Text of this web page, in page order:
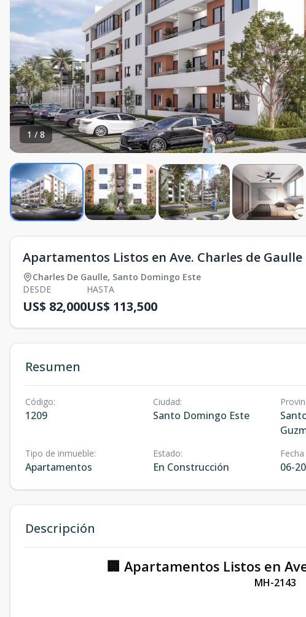
1 /8
Apartamentos Listos en Ave. Charles de Gaulle
Charles De Gaulle, Santo Domingo Este
DESDE
US$ 82,000
HASTA
US$ 113,500
Resumen
Código:
1209
Ciudad:
Santo Domingo Este
Tipo de inmueble:
Apartamentos
Estado:
En Construcción 06-
Descripción
🏢 Apartamentos Listos en
MH-2143